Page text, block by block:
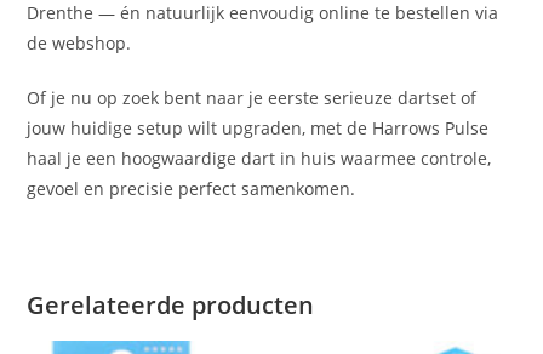
Drenthe — én natuurlijk eenvoudig online te bestellen via
de webshop.
Of je nu op zoek bent naar je eerste serieuze dartset of
jouw huidige setup wilt upgraden, met de Harrows Pulse
haal je een hoogwaardige dart in huis waarmee controle,
gevoel en precisie perfect samenkomen.
Gerelateerde producten